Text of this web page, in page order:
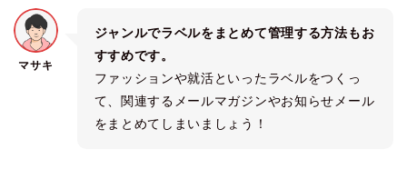
マサキ
ジャンルでラベルをまとめて管理する方法もお
すすめです。
ファッションや就活といったラベルをつくっ
て、関連するメールマガジンやお知らせメール
をまとめてしまいましょう！